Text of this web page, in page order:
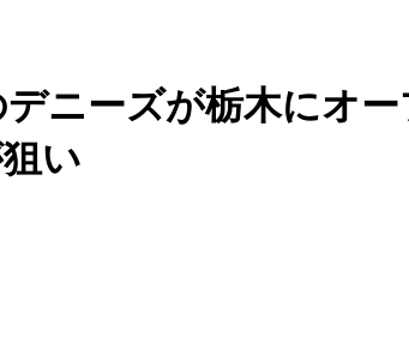
デニーズが栃木にオ
い